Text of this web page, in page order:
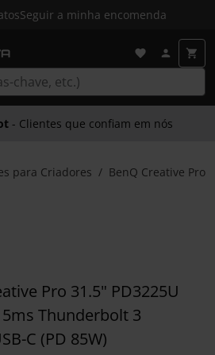
Seguir a minha encomenda
- Clientes que confiam em nós
para Criadores BenQ Creative Pro
Pro 31.5" PD3225U
5ms Thunderbolt 3
C (PD 85W)